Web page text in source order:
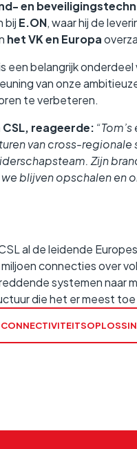
en
bij E.ON, waar hij de
het VK en Europa
een belangrijk
van onze
te verbeteren.
CSL, reageerde:
van cross-
Zijn
blijven opschalen en
al de leidende
connecties over
systemen naar
die het er meest